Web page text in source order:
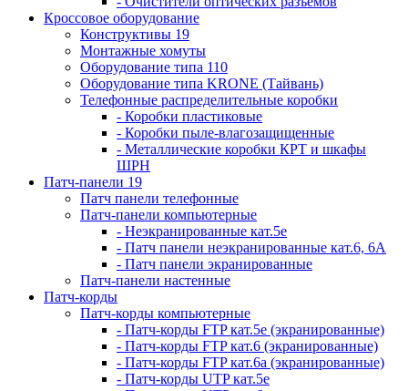
Кроссовое оборудование
Конструктивы 19
Монтажные хомуты
Оборудование типа 110
Оборудование типа KRONE (Тайвань)
Телефонные распределительные коробки
- Коробки пластиковые
- Коробки пыле-влагозащищенные
- Металлические коробки КРТ и шкафы
ШРН
Патч-панели 19
Патч панели телефонные
Патч-панели компьютерные
- Неэкранированные кат.5е
- Патч панели неэкранированные кат.6, 6А
- Патч панели экранированные
Патч-панели настенные
Патч-корды
Патч-корды компьютерные
- Патч-корды FTP кат.5е (экранированные)
- Патч-корды FTP кат.6 (экранированные)
- Патч-корды FTP кат.6а (экранированные)
- Патч-корды UTP кат.5е